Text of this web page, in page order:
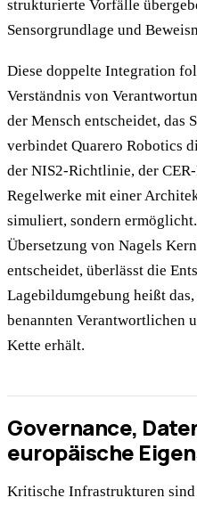
strukturierte Vorfälle
Sensorgrundlage und
Diese doppelte Integration
Verständnis von
der Mensch entscheidet, das
verbindet Quarero Robotics
der NIS2-Richtlinie, der
Regelwerke mit einer
simuliert, sondern
Übersetzung von Nagels
entscheidet, überlässt die
Lagebildumgebung heißt
benannten Verantwortlichen
Kette erhält.
Governance,
europäische
Kritische Infrastrukturen